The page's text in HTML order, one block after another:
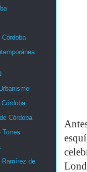
Córdoba
Torres
Ramírez de